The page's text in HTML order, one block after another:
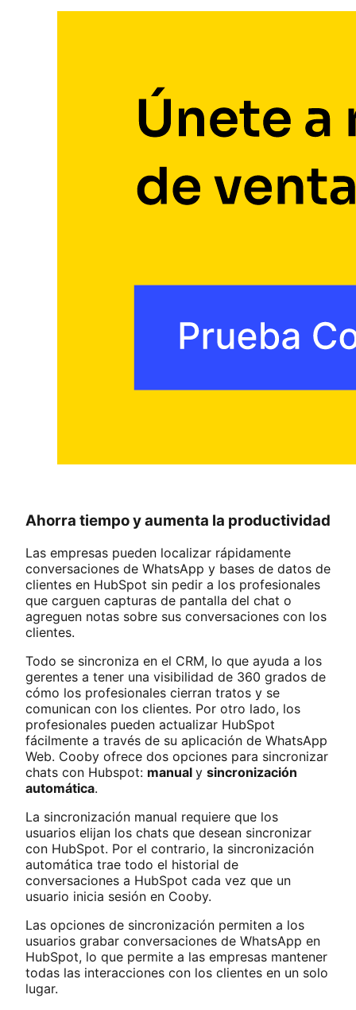
Ahorra tiempo y aumenta la productividad
Las empresas pueden localizar rápidamente
conversaciones de WhatsApp y bases de datos de
clientes en HubSpot sin pedir a los profesionales
que carguen capturas de pantalla del chat o
agreguen notas sobre sus conversaciones con los
clientes.
Todo se sincroniza en el CRM, lo que ayuda a los
gerentes a tener una visibilidad de 360 ​​grados de
cómo los profesionales cierran tratos y se
comunican con los clientes. Por otro lado, los
profesionales pueden actualizar HubSpot
fácilmente a través de su aplicación de WhatsApp
Web. Cooby ofrece dos opciones para sincronizar
chats con Hubspot: manual y sincronización
automática.
La sincronización manual requiere que los
usuarios elijan los chats que desean sincronizar
con HubSpot. Por el contrario, la sincronización
automática trae todo el historial de
conversaciones a HubSpot cada vez que un
usuario inicia sesión en Cooby.
Las opciones de sincronización permiten a los
usuarios grabar conversaciones de WhatsApp en
HubSpot, lo que permite a las empresas mantener
todas las interacciones con los clientes en un solo
lugar.